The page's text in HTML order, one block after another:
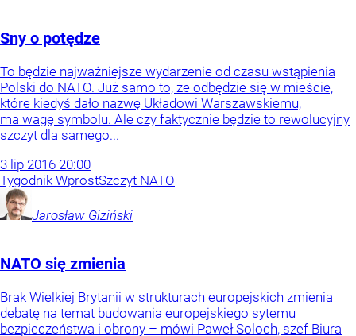
Sny o potędze
To będzie najważniejsze wydarzenie od czasu wstąpienia
Polski do NATO. Już samo to, że odbędzie się w mieście,
które kiedyś dało nazwę Układowi Warszawskiemu,
ma wagę symbolu. Ale czy faktycznie będzie to rewolucyjny
szczyt dla samego...
3 lip 2016 20:00
Tygodnik WprostSzczyt NATO
Jarosław Giziński
NATO się zmienia
Brak Wielkiej Brytanii w strukturach europejskich zmienia
debatę na temat budowania europejskiego sytemu
bezpieczeństwa i obrony – mówi Paweł Soloch, szef Biura